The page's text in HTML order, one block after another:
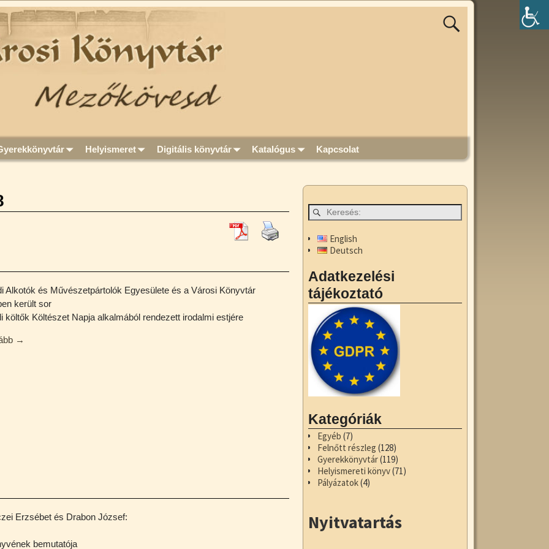
Helyismeret Digitális könyvtár Katalógus Kapcsolat
Alkotók és Művészetpártolók Egyesülete és a Városi Könyvtár
került sor
költők Költészet Napja alkalmából rendezett irodalmi estjére
→
Erzsébet és Drabon József:
bemutatója
English
Deutsch
Adatkezelési
tájékoztató
Kategóriák
Egyéb (7)
Felnőtt részleg (128)
Gyerekkönyvtár(119)
Helyismereti könyv(71)
Pályázatok(4)
Nyitvatartás